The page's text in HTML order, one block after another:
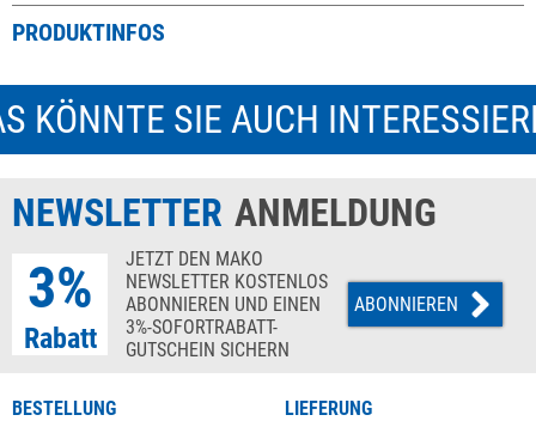
PRODUKTINFOS
KÖNNTE SIE AUCH
NEWSLETTER ANMELDUNG
3%
Rabatt
JETZT DEN MAKO
NEWSLETTER KOSTENLOS
ABONNIEREN UND EINEN
3%-SOFORTRABATT-
GUTSCHEIN SICHERN
ABONNIEREN
BESTELLUNG LIEFERUNG